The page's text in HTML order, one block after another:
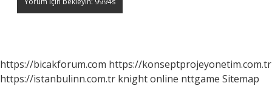
https://bicakforum.com https://konseptprojeyonetim.com.tr
https://istanbulinn.com.tr knight online nttgame Sitemap